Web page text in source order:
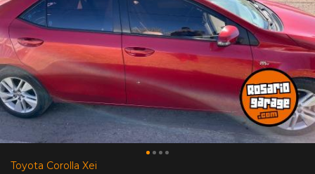
Toyota Corolla Xei